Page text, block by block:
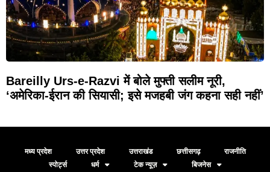
Bareilly Urs-e-Razvi में बोले मुफ्ती सलीम नूरी,
‘अमेरिका-ईरान की सियासी; इसे मजहबी जंग कहना सही नहीं’
मध्य प्रदेश उत्तर प्रदेश उत्तराखंड छत्तीसगढ़
राजनीति
स्पोर्ट्स
धर्म टेक न्यूज़ बिजनेस